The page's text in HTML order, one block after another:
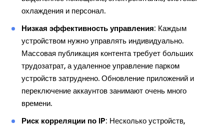
охлаждения и персонал.
Низкая эффективность управления: Каждым
устройством нужно управлять индивидуально.
Массовая публикация контента требует больших
трудозатрат, а удаленное управление парком
устройств затруднено. Обновление приложений и
переключение аккаунтов занимают очень много
времени.
Риск корреляции по IP: Несколько устройств,